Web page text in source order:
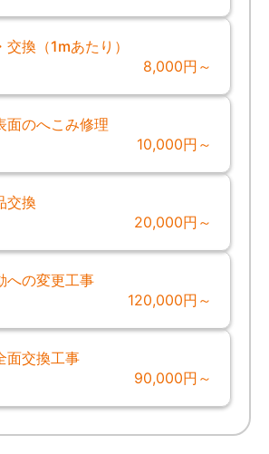
換（1mあたり）
8,000円～
面のへこみ修理
10,000円～
交換
20,000円～
への変更工事
120,000円～
面交換工事
90,000円～